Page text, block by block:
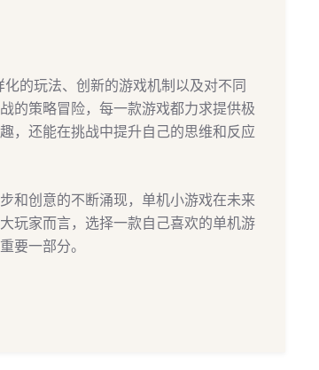
的玩法、创新的游戏机制以及对不同
的策略冒险，每一款游戏都力求提供极
，还能在挑战中提升自己的思维和反应
和创意的不断涌现，单机小游戏在未来
玩家而言，选择一款自己喜欢的单机游
要一部分。